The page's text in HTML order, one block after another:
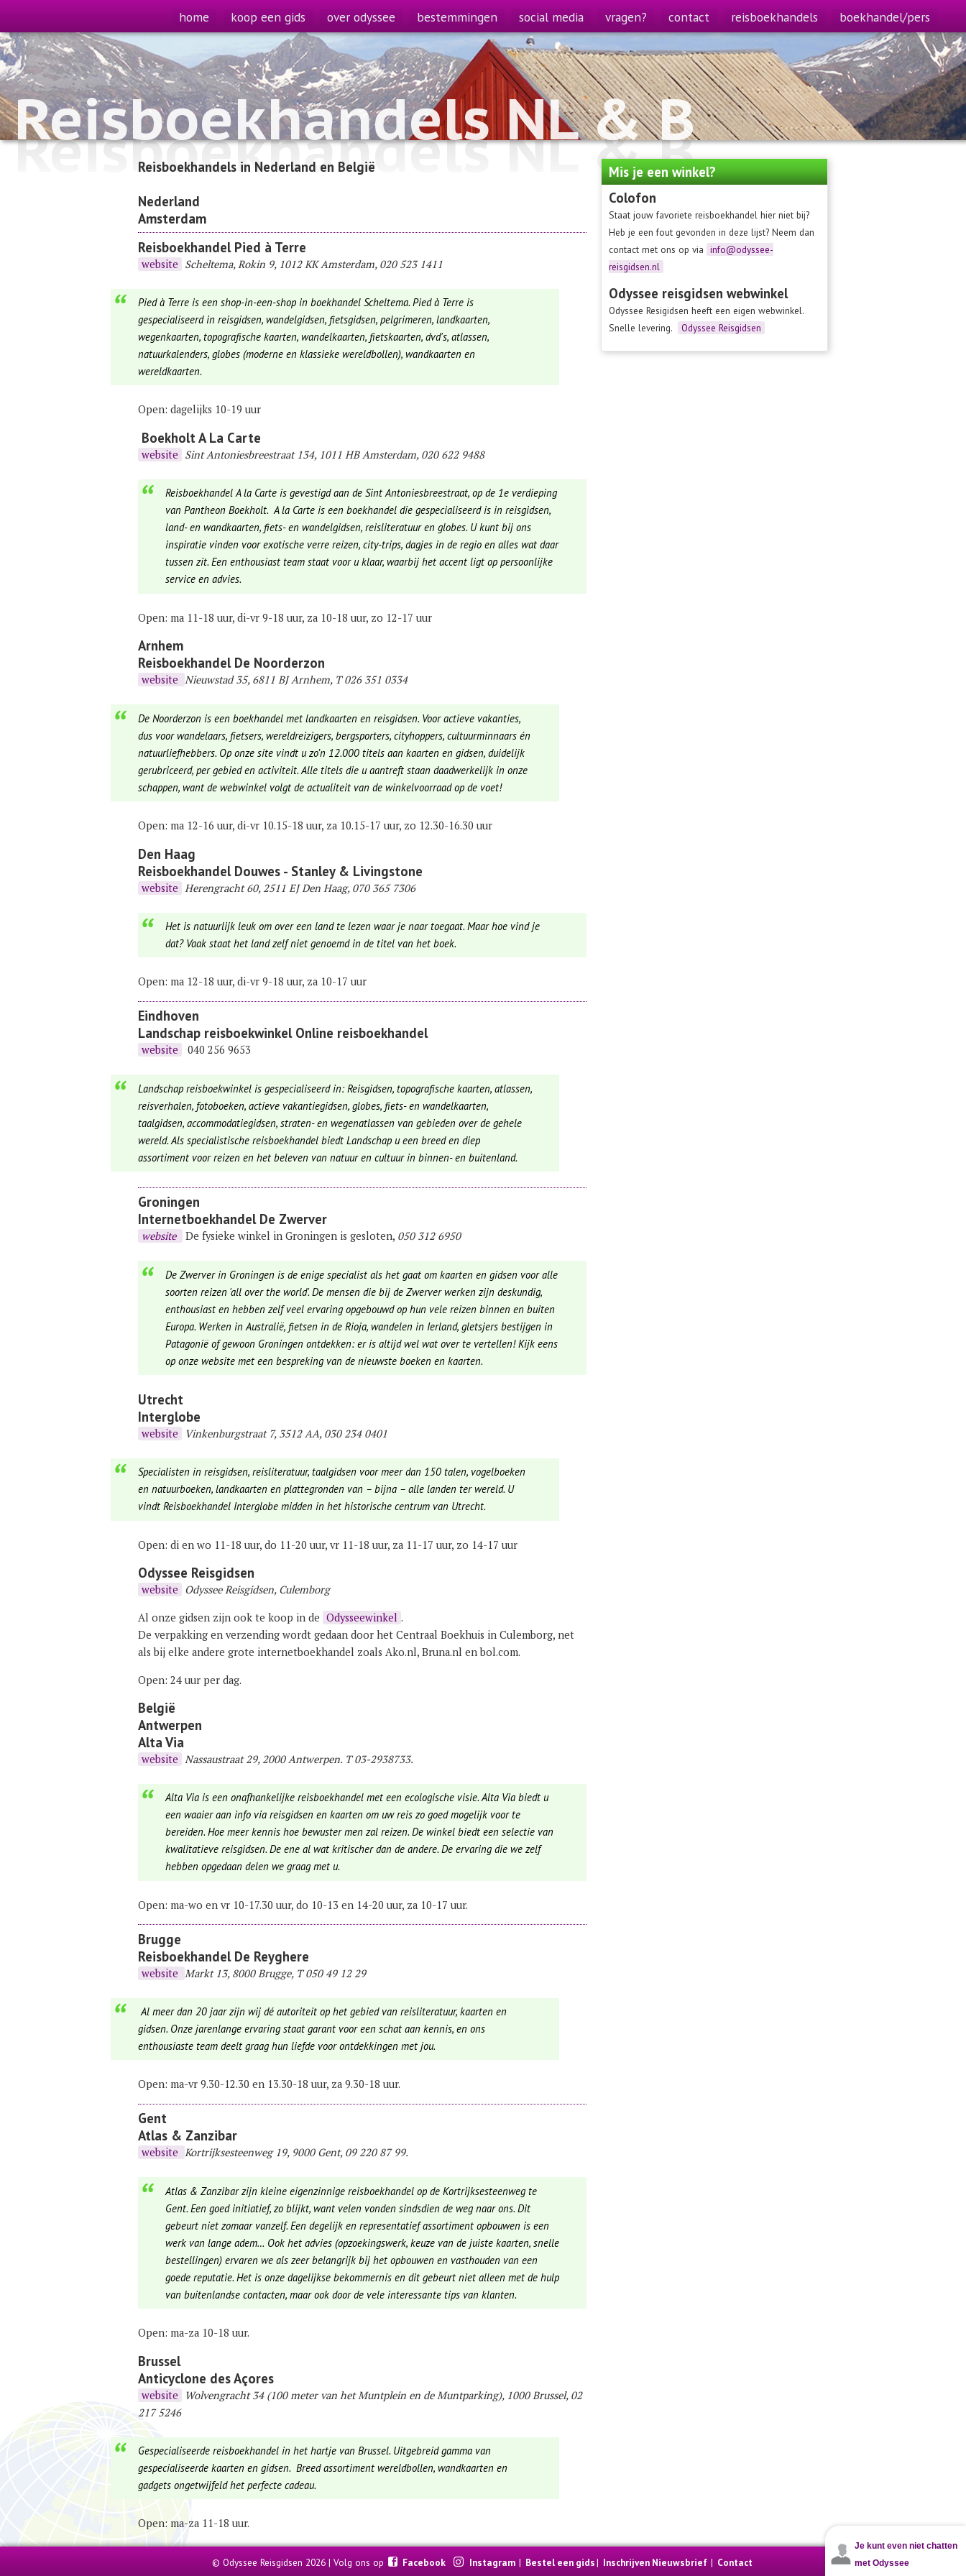
Je kunt even niet chatten
met Odyssee
home koop een gids over odyssee bestemmingen social media vragen? contact reisboekhandels boekhandel/pers
Reisboekhandels NL & B
Reisboekhandels NL & B
Mis je een winkel?
Colofon
Staat jouw favoriete reisboekhandel hier niet bij?
Heb je een fout gevonden in deze lijst? Neem dan
contact met ons op via info@odyssee-
reisgidsen.nl
Odyssee reisgidsen webwinkel
Odyssee Resigidsen heeft een eigen webwinkel.
Snelle levering.
Odyssee Reisgidsen
Reisboekhandels in Nederland en België
Nederland
Amsterdam
Reisboekhandel Pied à Terre
website Scheltema, Rokin 9, 1012 KK Amsterdam, 020 523 1411
Pied à Terre is een shop-in-een-shop in boekhandel Scheltema. Pied à Terre is
gespecialiseerd in reisgidsen, wandelgidsen, fietsgidsen, pelgrimeren, landkaarten,
wegenkaarten, topografische kaarten, wandelkaarten, fietskaarten, dvd's, atlassen,
natuurkalenders, globes (moderne en klassieke wereldbollen), wandkaarten en
wereldkaarten.
Open: dagelijks 10-19 uur
Boekholt A La Carte
website Sint Antoniesbreestraat 134, 1011 HB Amsterdam, 020 622 9488
Reisboekhandel A la Carte is gevestigd aan de Sint Antoniesbreestraat, op de 1e verdieping
van Pantheon Boekholt. A la Carte is een boekhandel die gespecialiseerd is in reisgidsen,
land- en wandkaarten, fiets- en wandelgidsen, reisliteratuur en globes. U kunt bij ons
inspiratie vinden voor exotische verre reizen, city-trips, dagjes in de regio en alles wat daar
tussen zit. Een enthousiast team staat voor u klaar, waarbij het accent ligt op persoonlijke
service en advies.
Open: ma 11-18 uur, di-vr 9-18 uur, za 10-18 uur, zo 12-17 uur
Arnhem
Reisboekhandel De Noorderzon
website Nieuwstad 35, 6811 BJ Arnhem, T 026 351 0334
De Noorderzon is een boekhandel met landkaarten en reisgidsen. Voor actieve vakanties,
dus voor wandelaars, fietsers, wereldreizigers, bergsporters, cityhoppers, cultuurminnaars én
natuurliefhebbers. Op onze site vindt u zo’n 12.000 titels aan kaarten en gidsen, duidelijk
gerubriceerd, per gebied en activiteit. Alle titels die u aantreft staan daadwerkelijk in onze
schappen, want de webwinkel volgt de actualiteit van de winkelvoorraad op de voet!
Open: ma 12-16 uur, di-vr 10.15-18 uur, za 10.15-17 uur, zo 12.30-16.30 uur
Den Haag
Reisboekhandel Douwes - Stanley & Livingstone
website Herengracht 60, 2511 EJ Den Haag, 070 365 7306
Het is natuurlijk leuk om over een land te lezen waar je naar toegaat. Maar hoe vind je
dat? Vaak staat het land zelf niet genoemd in de titel van het boek.
Open: ma 12-18 uur, di-vr 9-18 uur, za 10-17 uur
Eindhoven
Landschap reisboekwinkelOnline reisboekhandel
website 040 256 9653
Landschap reisboekwinkel is gespecialiseerd in: Reisgidsen, topografische kaarten, atlassen,
reisverhalen, fotoboeken, actieve vakantiegidsen, globes, fiets- en wandelkaarten,
taalgidsen, accommodatiegidsen, straten- en wegenatlassen van gebieden over de gehele
wereld. Als specialistische reisboekhandel biedt Landschap u een breed en diep
assortiment voor reizen en het beleven van natuur en cultuur in binnen- en buitenland.
Groningen
Internetboekhandel De Zwerver
website De fysieke winkel in Groningen is gesloten, 050 312 6950
De Zwerver in Groningen is de enige specialist als het gaat om kaarten en gidsen voor alle
soorten reizen 'all over the world'. De mensen die bij de Zwerver werken zijn deskundig,
enthousiast en hebben zelf veel ervaring opgebouwd op hun vele reizen binnen en buiten
Europa. Werken in Australië, fietsen in de Rioja, wandelen in Ierland, gletsjers bestijgen in
Patagonië of gewoon Groningen ontdekken: er is altijd wel wat over te vertellen! Kijk eens
op onze website met een bespreking van de nieuwste boeken en kaarten.
Utrecht
Interglobe
website Vinkenburgstraat 7, 3512 AA, 030 234 0401
Specialisten in reisgidsen, reisliteratuur, taalgidsen voor meer dan 150 talen, vogelboeken
en natuurboeken, landkaarten en plattegronden van – bijna – alle landen ter wereld. U
vindt Reisboekhandel Interglobe midden in het historische centrum van Utrecht.
Open: di en wo 11-18 uur, do 11-20 uur, vr 11-18 uur, za 11-17 uur, zo 14-17 uur
Odyssee Reisgidsen
website Odyssee Reisgidsen, Culemborg
Al onze gidsen zijn ook te koop in de Odysseewinkel .
De verpakking en verzending wordt gedaan door het Centraal Boekhuis in Culemborg, net
als bij elke andere grote internetboekhandel zoals Ako.nl, Bruna.nl en bol.com.
Open: 24 uur per dag.
België
Antwerpen
Alta Via
website Nassaustraat 29, 2000 Antwerpen. T 03-2938733.
Alta Via is een onafhankelijke reisboekhandel met een ecologische visie. Alta Via biedt u
een waaier aan info via reisgidsen en kaarten om uw reis zo goed mogelijk voor te
bereiden. Hoe meer kennis hoe bewuster men zal reizen. De winkel biedt een selectie van
kwalitatieve reisgidsen. De ene al wat kritischer dan de andere. De ervaring die we zelf
hebben opgedaan delen we graag met u.
Open: ma-wo en vr 10-17.30 uur, do 10-13 en 14-20 uur, za 10-17 uur.
Brugge
Reisboekhandel De Reyghere
website Markt 13, 8000 Brugge, T 050 49 12 29
Al meer dan 20 jaar zijn wij dé autoriteit op het gebied van reisliteratuur, kaarten en
gidsen. Onze jarenlange ervaring staat garant voor een schat aan kennis, en ons
enthousiaste team deelt graag hun liefde voor ontdekkingen met jou.
Open: ma-vr 9.30-12.30 en 13.30-18 uur, za 9.30-18 uur.
Gent
Atlas & Zanzibar
website Kortrijksesteenweg 19, 9000 Gent, 09 220 87 99.
Atlas & Zanzibar zijn kleine eigenzinnige reisboekhandel op de Kortrijksesteenweg te
Gent. Een goed initiatief, zo blijkt, want velen vonden sindsdien de weg naar ons. Dit
gebeurt niet zomaar vanzelf. Een degelijk en representatief assortiment opbouwen is een
werk van lange adem… Ook het advies (opzoekingswerk, keuze van de juiste kaarten, snelle
bestellingen) ervaren we als zeer belangrijk bij het opbouwen en vasthouden van een
goede reputatie. Het is onze dagelijkse bekommernis en dit gebeurt niet alleen met de hulp
van buitenlandse contacten, maar ook door de vele interessante tips van klanten.
Open: ma-za 10-18 uur.
Brussel
Anticyclone des Açores
website
Wolvengracht 34 (100 meter van het Muntplein en de Muntparking), 1000 Brussel, 02
217 5246
Gespecialiseerde reisboekhandel in het hartje van Brussel. Uitgebreid gamma van
gespecialiseerde kaarten en gidsen. Breed assortiment wereldbollen, wandkaarten en
gadgets ongetwijfeld het perfecte cadeau.
Open: ma-za 11-18 uur.
© Odyssee Reisgidsen 2026 | Volg ons op Facebook Instagram | Bestel een gids| Inschrijven Nieuwsbrief | Contact